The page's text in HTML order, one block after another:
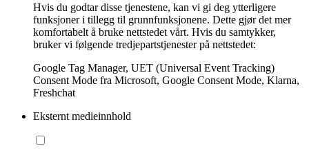
Hvis du godtar disse tjenestene, kan vi gi deg ytterligere
funksjoner i tillegg til grunnfunksjonene. Dette gjør det mer
komfortabelt å bruke nettstedet vårt. Hvis du samtykker,
bruker vi følgende tredjepartstjenester på nettstedet:
Google Tag Manager, UET (Universal Event Tracking)
Consent Mode fra Microsoft, Google Consent Mode, Klarna,
Freshchat
Eksternt medieinnhold